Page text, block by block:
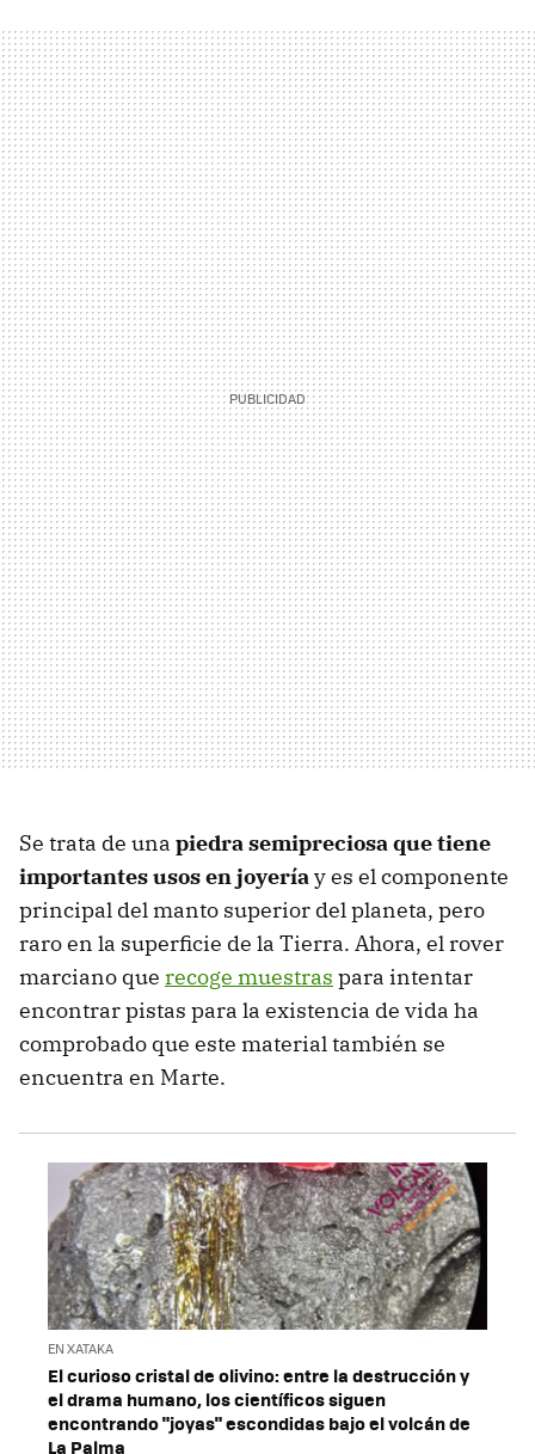
Se trata de una piedra semipreciosa que tiene
importantes usos en joyería y es el componente
principal del manto superior del planeta, pero
raro en la superficie de la Tierra. Ahora, el rover
marciano que recoge muestras para intentar
encontrar pistas para la existencia de vida ha
comprobado que este material también se
encuentra en Marte.
EN XATAKA
El curioso cristal de olivino: entre la destrucción y
el drama humano, los científicos siguen
encontrando "joyas" escondidas bajo el volcán de
La Palma